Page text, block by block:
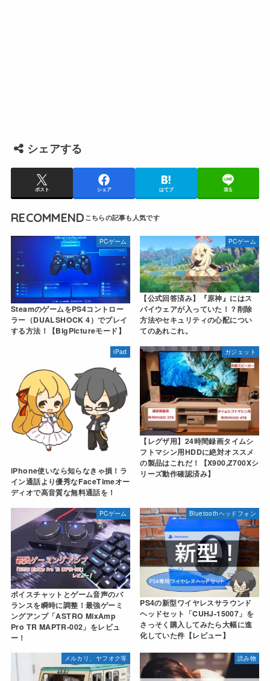
シェアする
ポスト シェア はてブ 送る
RECOMMEND
PCゲーム
SteamのゲームをPS4コントロー
ラー（DUALSHOCK 4）でプレイ
する方法！【BigPictureモード】
PCゲーム
【公式回答済み】『原神』にはス
パイウェアが入っていた！？削除
方法やセキュリティの心配につい
てのあれこれ。
iPad
iPhone使いなら知らなきゃ損！ラ
イン通話より優秀なFaceTimeオー
ディオで高音質な無料通話を！
ガジェット
【レグザ用】24時間録画タイムシ
フトマシン用HDDに絶対オススメ
の製品はこれだ！【X900,Z700Xシ
リーズ動作確認済み】
PCゲーム
ボイスチャットとゲーム音声のバ
ランスを瞬時に調整！最強ゲーミ
ングアンプ「ASTRO MixAmp
Pro TR MAPTR-002」をレビュ
ー！
Bluetoothヘッドフォン
PS4の新型ワイヤレスサラウンド
ヘッドセット「CUHJ-15007」を
さっそく購入してみたら大幅に進
化していた件【レビュー】
メルカリ、ヤフオク等 読み物